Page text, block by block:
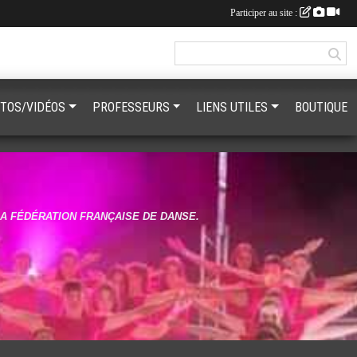
FÉDÉRATION FRANÇAISE DE DANSE.
VIDÉOS PROFESSEURS LIENS UTILES BOUTIQUE
Participer au site :